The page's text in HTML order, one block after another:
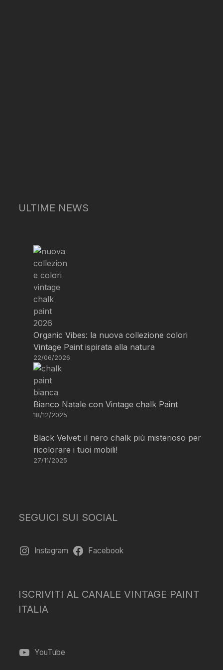
ULTIME NEWS
Organic Vibes: la nuova collezione colori
Vintage Paint ispirata alla natura
22/06/2026
Bianco Natale con Vintage chalk Paint
18/12/2025
Black Velvet: il nero chalk più misterioso per
ricolorare i tuoi mobili!
27/11/2025
SEGUICI SUI SOCIAL
Instagram Facebook
ISCRIVITI AL CANALE VINTAGE PAINT
ITALIA
YouTube